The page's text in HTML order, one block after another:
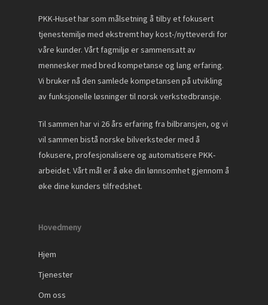
PKK-Huset har som målsetning å tilby et fokusert
tjenestemiljø med ekstremt høy kost-/nytteverdi for
våre kunder. Vårt fagmiljø er sammensatt av
mennesker med bred kompetanse og lang erfaring.
Vi bruker nå den samlede kompetansen på utvikling
av funksjonelle løsninger til norsk verkstedbransje.
Til sammen har vi 26 års erfaring fra bilbransjen, og vi
vil sammen bistå norske bilverksteder med å
fokusere, profesjonalisere og automatisere PKK-
arbeidet. Vårt mål er å øke din lønnsomhet gjennom å
øke dine kunders tilfredshet.
Hovedmeny
Hjem
Tjenester
Om oss